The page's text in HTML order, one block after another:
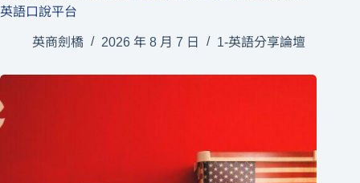
英語口說平台
英商劍橋 2026 年 8 月 7 日 1-英語分享論壇